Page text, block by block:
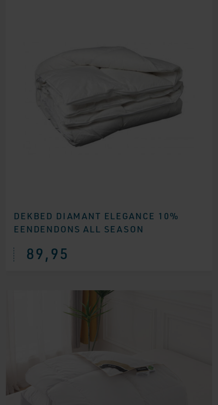
DEKBED DIAMANT ELEGANCE 10%
EENDENDONS ALL SEASON
89,95